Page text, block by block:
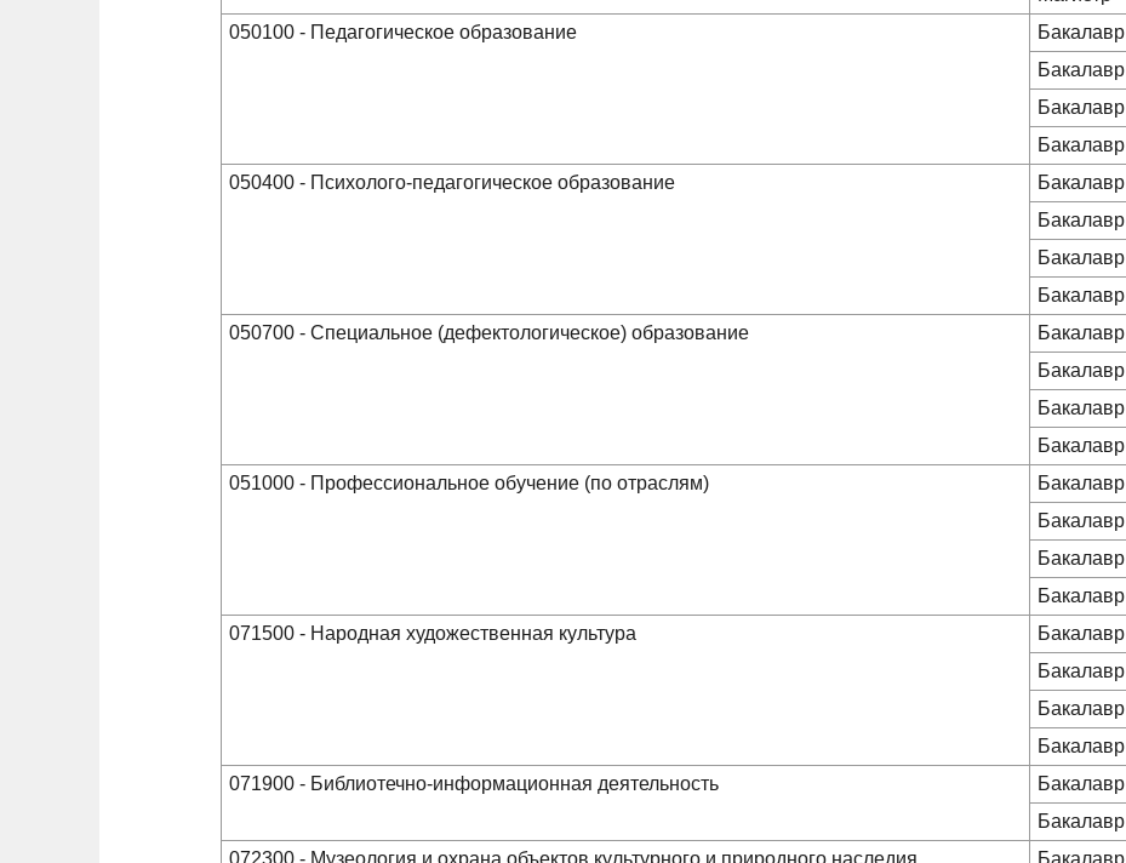
050100 - Педагогическое образование
Бакалавр
Бакалавр
Бакалавр
Бакалавр
050400 - Психолого-педагогическое образование
Бакалавр
Бакалавр
Бакалавр
Бакалавр
050700 - Специальное (дефектологическое) образование
Бакалавр
Бакалавр
Бакалавр
Бакалавр
051000 - Профессиональное обучение (по отраслям)
Бакалавр
Бакалавр
Бакалавр
Бакалавр
071500 - Народная художественная культура
Бакалавр
Бакалавр
Бакалавр
Бакалавр
071900 - Библиотечно-информационная деятельность
Бакалавр
Бакалавр
072300 - Музеология и охрана объектов культурного и природного наследия
Бакалавр